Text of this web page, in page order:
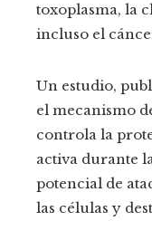
toxoplasma, la
incluso el
Un estudio,
el mecanismo
controla la
activa durante
potencial de
las células y